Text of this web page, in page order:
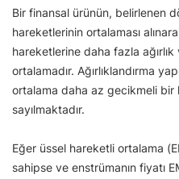
Bir finansal ürünün, belirlenen
hareketlerinin ortalaması
hareketlerine daha fazla
ortalamadır. Ağırlıklandırma
ortalama daha az gecikmeli bir
sayılmaktadır.
Eğer üssel hareketli ortalama
sahipse ve enstrümanın fiyatı